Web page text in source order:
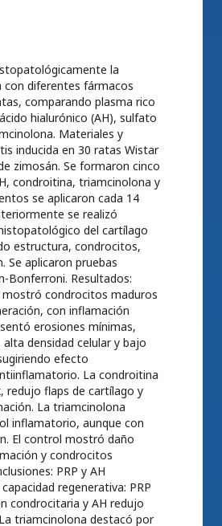
la
diferentes fármacos
comparando plasma rico
hialurónico (AH), sulfato
Materiales y
inducida en 30 ratas Wistar
zimosán. Se formaron cinco
condroitina, triamcinolona y
se aplicaron cada 14
se realizó
del cartílago
estructura, condrocitos,
Se aplicaron pruebas
Bonferroni. Resultados:
mostró condrocitos maduros
con inflamación
erosiones mínimas,
densidad celular y bajo
efecto
La condroitina
redujo flaps de cartílago y
La triamcinolona
inflamatorio, aunque con
El control mostró daño
y condrocitos
PRP y AH
regenerativa: PRP
condrocitaria y AH redujo
triamcinolona destacó por